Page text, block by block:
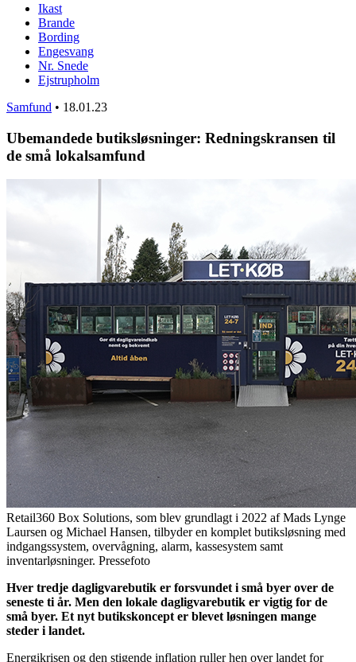
Ikast
Brande
Bording
Engesvang
Nr. Snede
Ejstrupholm
Samfund • 18.01.23
Ubemandede butiksløsninger: Redningskransen til
de små lokalsamfund
Retail360 Box Solutions, som blev grundlagt i 2022 af Mads Lynge
Laursen og Michael Hansen, tilbyder en komplet butiksløsning med
indgangssystem, overvågning, alarm, kassesystem samt
inventarløsninger. Pressefoto
Hver tredje dagligvarebutik er forsvundet i små byer over de
seneste ti år. Men den lokale dagligvarebutik er vigtig for de
små byer. Et nyt butikskoncept er blevet løsningen mange
steder i landet.
Energikrisen og den stigende inflation ruller hen over landet for